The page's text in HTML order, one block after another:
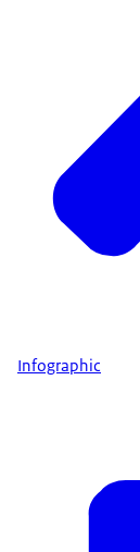
Infographic